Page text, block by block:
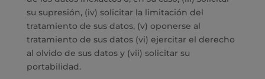
su supresión, (iv) solicitar la limitación del
tratamiento de sus datos, (v) oponerse al
tratamiento de sus datos (vi) ejercitar el derecho
al olvido de sus datos y (vii) solicitar su
portabilidad.